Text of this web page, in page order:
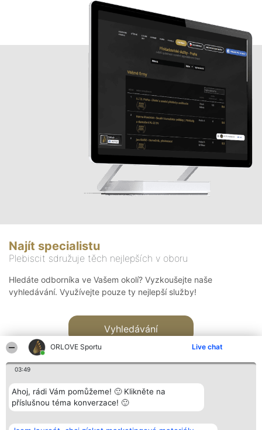
ORLOVE Sportu Live chat
03:49
Ahoj, rádi Vám pomůžeme! 🙂 Klikněte na
příslušnou téma konverzace! 🙂
Najít specialistu
Plebiscit sdružuje těch nejlepších v oboru
Hledáte odborníka ve Vašem okolí? Vyzkoušejte naše
vyhledávání. Využívejte pouze ty nejlepší služby!
Vyhledávání
Bright Side Solutions sp. z o.
Vítězové
Kontakt